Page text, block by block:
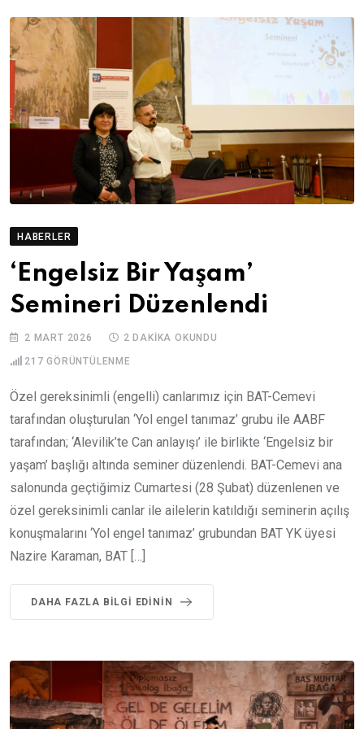
HABERLER
‘Engelsiz Bir Yaşam’
Semineri Düzenlendi
2 MART 2026 2 DAKIKA OKUNDU
217 GÖRÜNTÜLENME
Özel gereksinimli (engelli) canlarımız için BAT-Cemevi
tarafından oluşturulan ‘Yol engel tanımaz’ grubu ile AABF
tarafından; ‘Alevilik’te Can anlayışı’ ile birlikte ‘Engelsiz bir
yaşam’ başlığı altında seminer düzenlendi. BAT-Cemevi ana
salonunda geçtiğimiz Cumartesi (28 Şubat) düzenlenen ve
özel gereksinimli canlar ile ailelerin katıldığı seminerin açılış
konuşmalarını ‘Yol engel tanımaz’ grubundan BAT YK üyesi
Nazire Karaman, BAT […]
DAHA FAZLA BILGI EDININ